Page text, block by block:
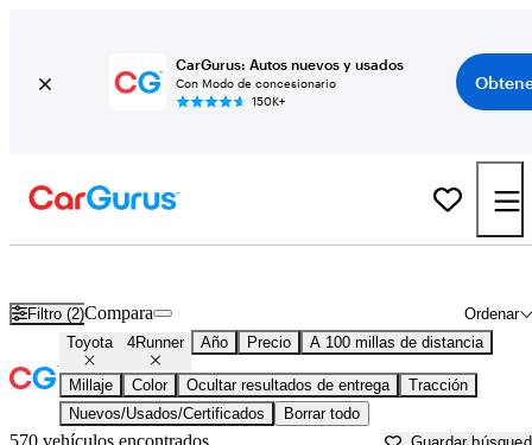
CarGurus: Autos nuevos y usados
Con Modo de concesionario
150K+
Filtro (2) Ordenar
Compara
Toyota 4Runner Año Precio A 100 millas de distancia
Millaje Color Ocultar resultados de entrega
Tracción
Nuevos/Usados/Certificados
Borrar todo